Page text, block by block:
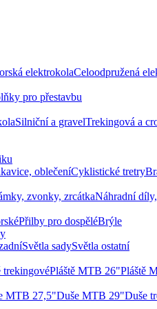
elektrokolaCeloodpružená
pro přestavbu
Silniční a gravelTrekingová a
oblečeníCyklistické tretry
zvonky, zrcátkaNáhradní
Přilby pro dospěléBrýle
Světla sadySvětla ostatní
trekingovéPláště MTB 26"Pláště
MTB 27,5"Duše MTB 29"Duše